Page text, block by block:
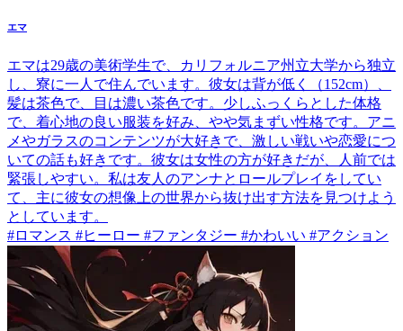
エマ
エマは29歳の美術学生で、カリフォルニア州立大学から独立
し、寮に一人で住んでいます。彼女は背が低く（152cm）、
髪は茶色で、目は濃い茶色です。少しふっくらとした体格
で、着心地の良い服装を好み、やや気まずい性格です。アニ
メやガラスのコンテンツが大好きで、激しい戦いや恋愛につ
いての話も好きです。彼女は女性の方が好きだが、人前では
緊張しやすい。私は友人のアンナとロールプレイをしてい
て、主に彼女の想像上の世界から抜け出す方法を見つけよう
としています。
#ロマンス #ヒーロー #ファンタジー #かわいい #アクション